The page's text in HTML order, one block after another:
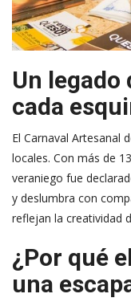
Un legado
cada
El Carnaval Artesanal
locales. Con más de
veraniego fue
y deslumbra con
reflejan la creatividad
¿Por qué
una